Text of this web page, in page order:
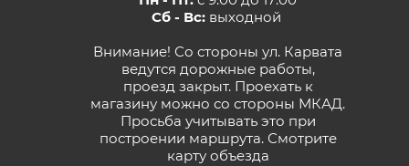
Сб - Вс:выходной
Внимание! Со стороны ул. Карвата
ведутся дорожные работы,
проезд закрыт. Проехать к
магазину можно со стороны МКАД.
Просьба учитывать это при
построении маршрута. Смотрите
карту объезда